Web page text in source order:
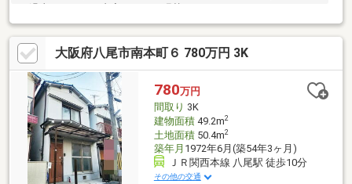
ッチン、２階和室を洋室に変更【センチュリー21G.Nスタイルに
おまかせ】■豊富な実績と物件情報量、諸事情で掲載していない
未公開物件や、売出予定物件の情報もあります。■購入時の下取
り保障あり、ローン残の方でも安心してお家をお探しいただけま
す。■リフォーム・登記・引越し・ネット環境等トータルで紹介
可能です。■地域密着の経験豊富なスタッフが一からアドバイス
いたします。※お気軽にお問い合わせください※
大阪府八尾市南本町６ 780万円 3K
780万円
間取り 3K
建物面積49.2m2
土地面積50.4m2
築年月 1972年6月(築54年3ヶ月)
ＪＲ関西本線 八尾駅 徒歩10分
その他の交通